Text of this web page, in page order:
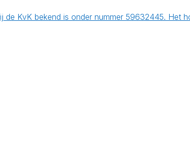
KvK bekend is onder nummer 59632445. Het